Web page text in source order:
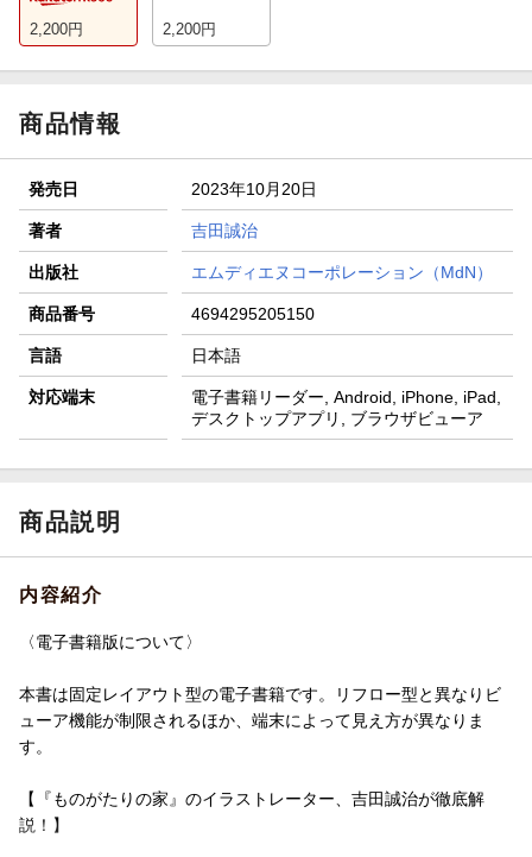
2,200円 2,200円
商品情報
発売日 2023年10月20日
著者 吉田誠治
出版社 エムディエヌコーポレーション（MdN）
商品番号 4694295205150
言語 日本語
対応端末
電子書籍リーダー, Android, iPhone, iPad,
デスクトップアプリ, ブラウザビューア
商品説明
内容紹介
〈電子書籍版について〉
本書は固定レイアウト型の電子書籍です。リフロー型と異なりビ
ューア機能が制限されるほか、端末によって見え方が異なりま
す。
【『ものがたりの家』のイラストレーター、吉田誠治が徹底解
説！】